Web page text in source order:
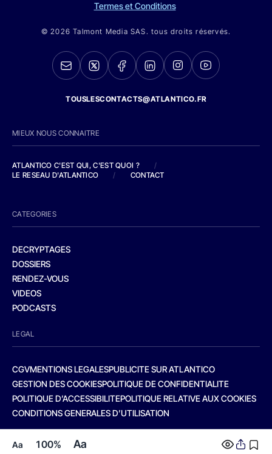
Aa 100% Aa
Termes et Conditions
© 2026 Talmont Media SAS. tous droits réservés.
TOUSLESCONTACTS@ATLANTICO.FR
MIEUX NOUS CONNAITRE
ATLANTICO C'EST QUI, C'EST QUOI ?
/
LE RESEAU D'ATLANTICO
/ CONTACT
CATEGORIES
DECRYPTAGES
DOSSIERS
RENDEZ-VOUS
VIDEOS
PODCASTS
LEGAL
CGVMENTIONS LEGALESPUBLICITE SUR ATLANTICO
GESTION DES COOKIESPOLITIQUE DE CONFIDENTIALITE
POLITIQUE D’ACCESSIBILITEPOLITIQUE RELATIVE AUX COOKIES
CONDITIONS GENERALES D’UTILISATION